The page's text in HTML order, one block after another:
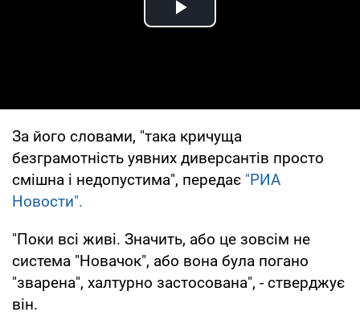
Play Video
За його словами, "така кричуща
безграмотність уявних диверсантів просто
смішна і недопустима", передає "РИА
Новости".
"Поки всі живі. Значить, або це зовсім не
система "Новачок", або вона була погано
"зварена", халтурно застосована", - стверджує
він.